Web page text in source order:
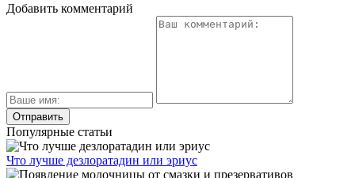
Добавить комментарий
Популярные статьи
Что лучше дезлоратадин или эриус